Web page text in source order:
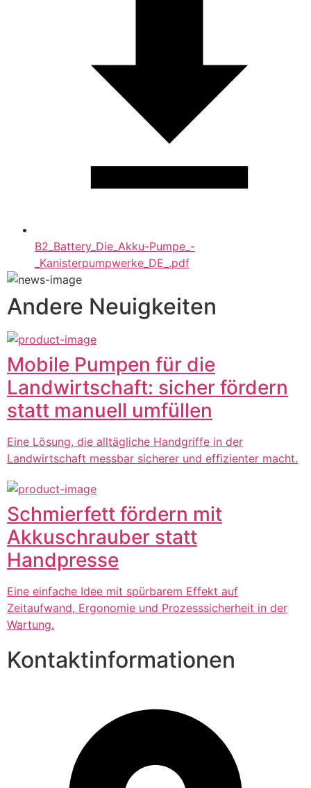
B2_Battery_Die_Akku-Pumpe_-
_Kanisterpumpwerke_DE_.pdf
Andere Neuigkeiten
Mobile Pumpen für die
Landwirtschaft: sicher fördern
statt manuell umfüllen
Eine Lösung, die alltägliche Handgriffe in der
Landwirtschaft messbar sicherer und effizienter macht.
Schmierfett fördern mit
Akkuschrauber statt
Handpresse
Eine einfache Idee mit spürbarem Effekt auf
Zeitaufwand, Ergonomie und Prozesssicherheit in der
Wartung.
Kontaktinformationen